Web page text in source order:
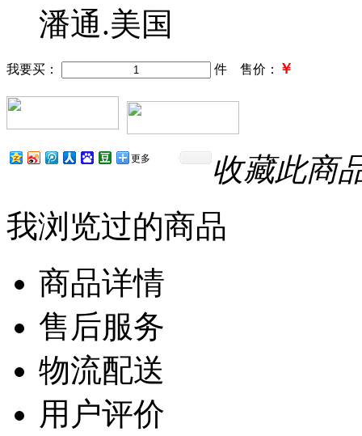
潘通.美国
我要买： 件 售价： ￥
收藏此商
更多
我浏览过的商品
商品详情
售后服务
物流配送
用户评价